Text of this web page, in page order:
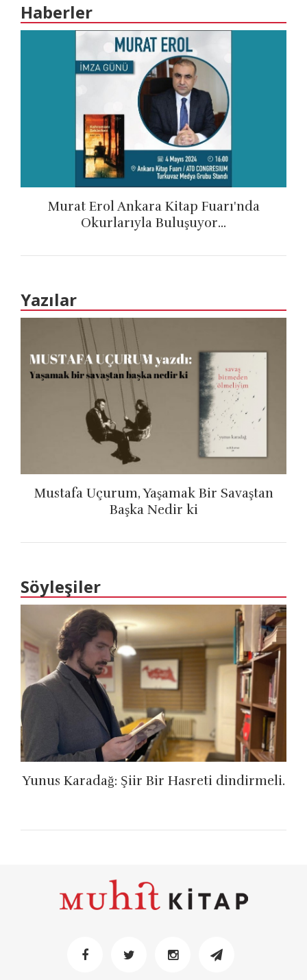
Haberler
Murat Erol Ankara Kitap Fuarı'nda
Okurlarıyla Buluşuyor...
Yazılar
Mustafa Uçurum, Yaşamak Bir Savaştan
Başka Nedir ki
Söyleşiler
Yunus Karadağ: Şiir Bir Hasreti dindirmeli.